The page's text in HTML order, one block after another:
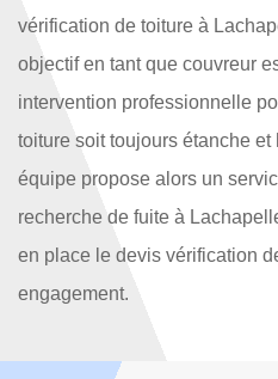
vérification de toiture à
objectif en tant que couvreur
intervention professionnelle
toiture soit toujours étanche et
équipe propose alors un
recherche de fuite à
en place le devis vérification
engagement.